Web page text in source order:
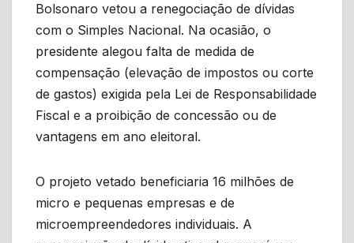
Bolsonaro vetou a renegociação de dívidas
com o Simples Nacional. Na ocasião, o
presidente alegou falta de medida de
compensação (elevação de impostos ou corte
de gastos) exigida pela Lei de Responsabilidade
Fiscal e a proibição de concessão ou de
vantagens em ano eleitoral.
O projeto vetado beneficiaria 16 milhões de
micro e pequenas empresas e de
microempreendedores individuais. A